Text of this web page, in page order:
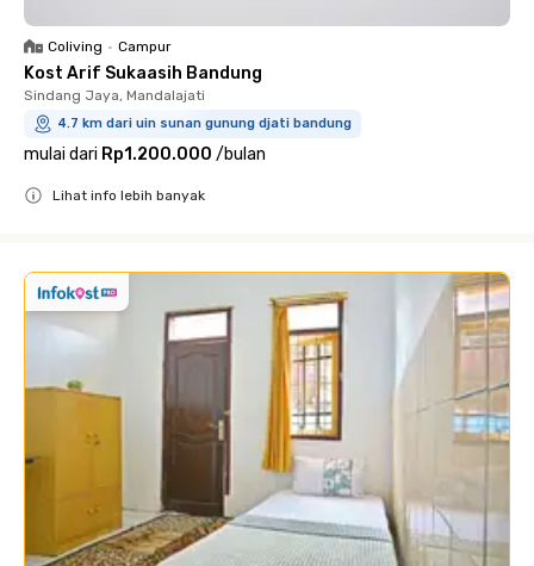
Coliving • Campur
Kost Arif Sukaasih Bandung
Sindang Jaya, Mandalajati
4.7 km dari uin sunan gunung djati bandung
mulai dari Rp1.200.000 /bulan
Lihat info lebih banyak